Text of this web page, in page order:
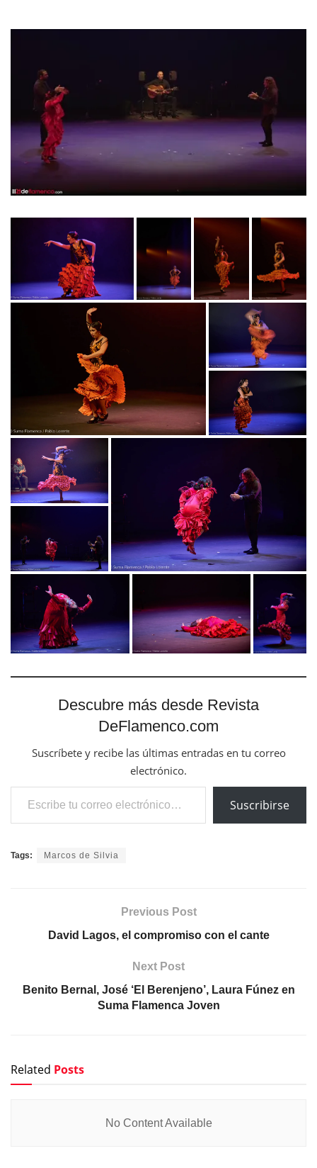
Descubre más desde Revista
DeFlamenco.com
Suscríbete y recibe las últimas entradas en tu correo
electrónico.
Escribe tu correo electrónico…
Suscribirse
Tags: Marcos de Silvia
Previous Post
David Lagos, el compromiso con el cante
Next Post
Benito Bernal, José ‘El Berenjeno’, Laura Fúnez en
Suma Flamenca Joven
Related Posts
No Content Available